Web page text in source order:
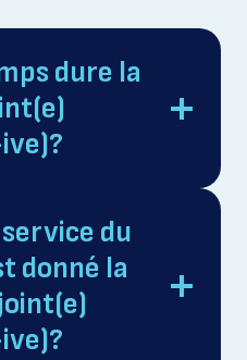
dure la
du
donné la